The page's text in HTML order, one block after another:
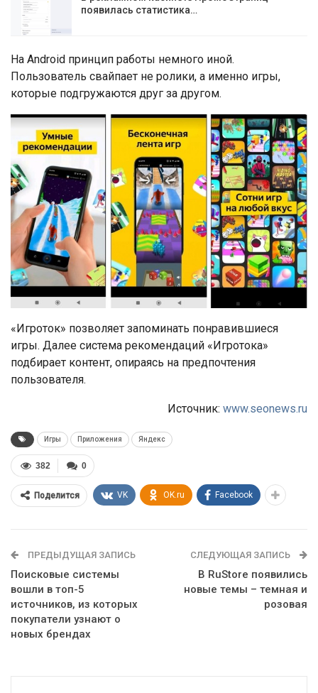
появилась статистика…
На Android принцип работы немного иной.
Пользователь свайпает не ролики, а именно игры,
которые подгружаются друг за другом.
«Игроток» позволяет запоминать понравившиеся
игры. Далее система рекомендаций «Игротока»
подбирает контент, опираясь на предпочтения
пользователя.
Источник: www.seonews.ru
Игры Приложения Яндекс
0
382
Поделится VK OK.ru Facebook
ПРЕДЫДУЩАЯ ЗАПИСЬ
Поисковые системы
вошли в топ-5
источников, из которых
покупатели узнают о
новых брендах
СЛЕДУЮЩАЯ ЗАПИСЬ
В RuStore появились
новые темы – темная и
розовая